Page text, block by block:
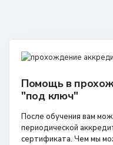
Помощь в
"под ключ"
После обучения вам
периодической
сертификата. Чем мы